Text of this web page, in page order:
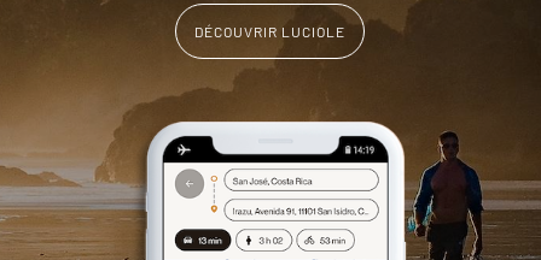
DÉCOUVRIR LUCIOLE